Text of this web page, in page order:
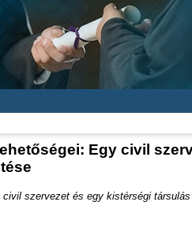
Egy civil
szervezet és egy kistérségi társulás